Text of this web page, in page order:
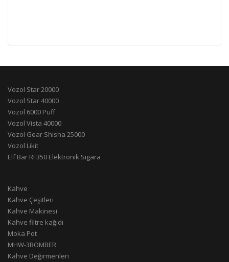
Vozol Star 20000
Vozol Star 40000
Vozol 6000 Puff
Vozol Vista 40000
Vozol Gear Shisha 25000
Vozol Likit
Elf Bar RF350 Elektronik Sigara
Kahve
Kahve Çeşitleri
Kahve Makinesi
Kahve filtre kağıdı
Moka Pot
MHW-3BOMBER
Kahve Değirmenleri